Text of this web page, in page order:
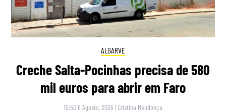
ALGARVE
Creche Salta-Pocinhas precisa de 580
mil euros para abrir em Faro
15:50 6 Agosto, 2026 | Cristina Mendonça